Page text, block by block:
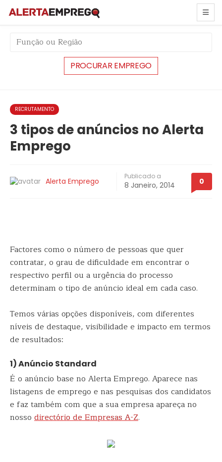
RECRUTAMENTO
3 tipos de anúncios no Alerta
Emprego
Alerta Emprego
Publicado a
8 Janeiro, 2014 0
Factores como o número de pessoas que quer
contratar, o grau de dificuldade em encontrar o
respectivo perfil ou a urgência do processo
determinam o tipo de anúncio ideal em cada caso.
Temos várias opções disponíveis, com diferentes
níveis de destaque, visibilidade e impacto em termos
de resultados:
1) Anúncio Standard
É o anúncio base no Alerta Emprego. Aparece nas
listagens de emprego e nas pesquisas dos candidatos
e faz também com que a sua empresa apareça no
nosso directório de Empresas A-Z.